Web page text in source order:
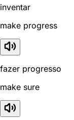
inventar
make progress
fazer progresso
make sure